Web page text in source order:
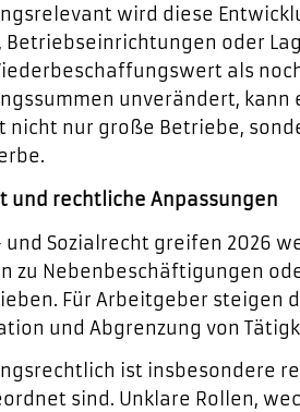
wird diese
Betriebseinrichtungen oder
als
unverändert, kann
nicht nur große Betriebe,
und rechtliche Anpassungen
und Sozialrecht greifen 2026
zu Nebenbeschäftigungen
Für Arbeitgeber steigen
und Abgrenzung von
ist insbesondere
sind. Unklare Rollen,